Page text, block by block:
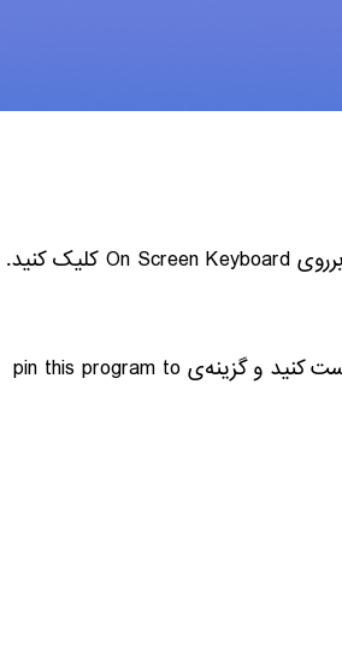
برای فعال سازی راحت تر کیبورد مجازی برروی آیکن برنامه در قسمت Taskbar کلیک راست کنید و گزینه‌ی pin this program to